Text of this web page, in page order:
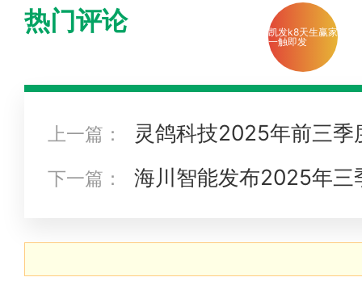
热门评论
上一篇：
灵鸽科技2025年前三季
扭亏！
下一篇：
海川智能发布2025年三
凯发k8天生赢家
一触即发